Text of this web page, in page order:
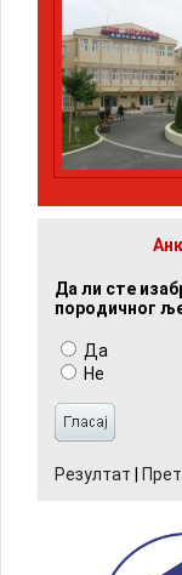
Да ли сте
породичног
Да
Не
Резултат